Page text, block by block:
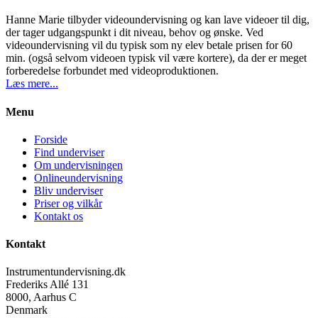
Hanne Marie tilbyder videoundervisning og kan lave videoer til dig,
der tager udgangspunkt i dit niveau, behov og ønske. Ved
videoundervisning vil du typisk som ny elev betale prisen for 60
min. (også selvom videoen typisk vil være kortere), da der er meget
forberedelse forbundet med videoproduktionen.
Læs mere...
Menu
Forside
Find underviser
Om undervisningen
Onlineundervisning
Bliv underviser
Priser og vilkår
Kontakt os
Kontakt
Instrumentundervisning.dk
Frederiks Allé 131
8000, Aarhus C
Denmark